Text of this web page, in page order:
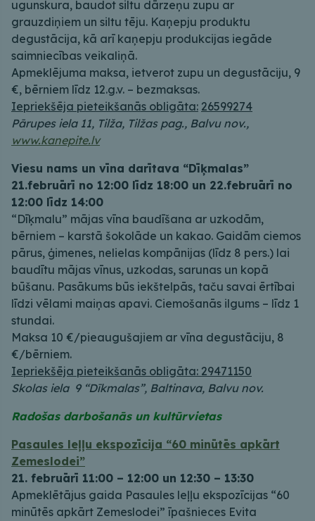
ugunskura, baudot siltu dārzeņu zupu ar
grauzdiņiem un siltu tēju. Kaņepju produktu
degustācija, kā arī kaņepju produkcijas iegāde
saimniecības veikaliņā.
Apmeklējuma maksa, ietverot zupu un degustāciju, 9
€, bērniem līdz 12.g.v. – bezmaksas.
Iepriekšēja pieteikšanās obligāta: 26599274
Pārupes iela 11, Tilža, Tilžas pag., Balvu nov.,
www.kanepite.lv
Viesu nams un vīna darītava “Dīķmalas”
21.februārī no 12:00 līdz 18:00 un 22.februārī no
12:00 līdz 14:00
“Dīķmalu” mājas vīna baudīšana ar uzkodām,
bērniem – karstā šokolāde un kakao. Gaidām ciemos
pārus, ģimenes, nelielas kompānijas (līdz 8 pers.) lai
baudītu mājas vīnus, uzkodas, sarunas un kopā
būšanu. Pasākums būs iekštelpās, taču savai ērtībai
līdzi vēlami maiņas apavi. Ciemošanās ilgums – līdz 1
stundai.
Maksa 10 €/pieaugušajiem ar vīna degustāciju, 8
€/bērniem.
Iepriekšēja pieteikšanās obligāta: 29471150
Skolas iela 9 “Dīkmalas”, Baltinava, Balvu nov.
Radošas darbošanās un kultūrvietas
Pasaules leļļu ekspozīcija “60 minūtēs apkārt
Zemeslodei”
21. februārī 11:00 – 12:00 un 12:30 – 13:30
Apmeklētājus gaida Pasaules leļļu ekspozīcijas “60
minūtēs apkārt Zemeslodei” īpašnieces Evita